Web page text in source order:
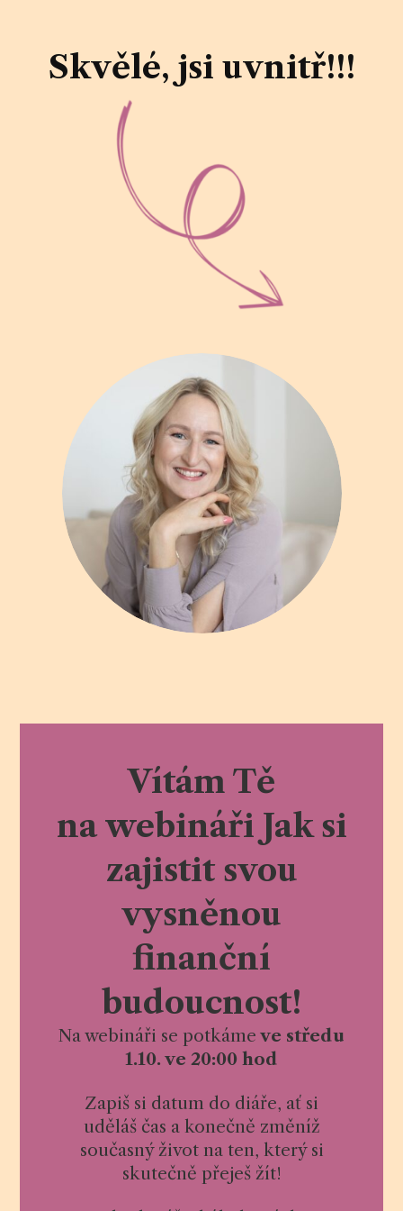
Skvělé, jsi uvnitř!!!
Vítám Tě
na webináři Jak si
zajistit svou
vysněnou
finanční
budoucnost!
Na webináři se potkáme ve středu
1.10. ve 20:00 hod
Zapiš si datum do diáře, ať si
uděláš čas a konečně změníž
současný život na ten, který si
skutečně přeješ žít!